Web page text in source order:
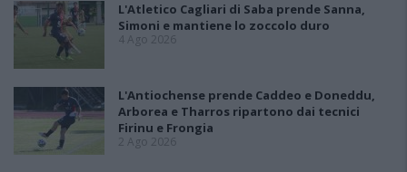
L'Atletico Cagliari di Saba prende Sanna,
Simoni e mantiene lo zoccolo duro
4 Ago 2026
L'Antiochense prende Caddeo e Doneddu,
Arborea e Tharros ripartono dai tecnici
Firinu e Frongia
2 Ago 2026